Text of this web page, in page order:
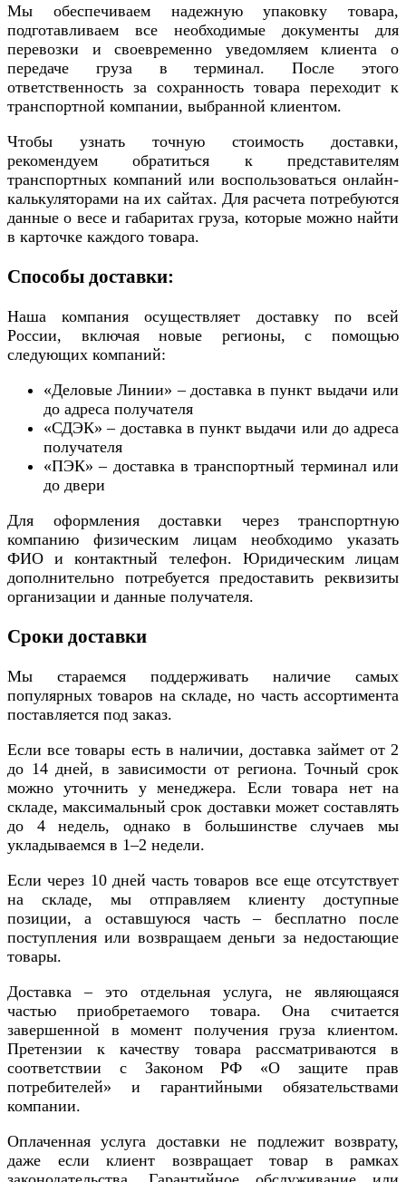
Мы обеспечиваем надежную упаковку товара,
подготавливаем все необходимые документы для
перевозки и своевременно уведомляем клиента о
передаче груза в терминал. После этого
ответственность за сохранность товара переходит к
транспортной компании, выбранной клиентом.
Чтобы узнать точную стоимость доставки,
рекомендуем обратиться к представителям
транспортных компаний или воспользоваться онлайн-
калькуляторами на их сайтах. Для расчета потребуются
данные о весе и габаритах груза, которые можно найти
в карточке каждого товара.
Способы доставки:
Наша компания осуществляет доставку по всей
России, включая новые регионы, с помощью
следующих компаний:
«Деловые Линии» – доставка в пункт выдачи или
до адреса получателя
«СДЭК» – доставка в пункт выдачи или до адреса
получателя
«ПЭК» – доставка в транспортный терминал или
до двери
Для оформления доставки через транспортную
компанию физическим лицам необходимо указать
ФИО и контактный телефон. Юридическим лицам
дополнительно потребуется предоставить реквизиты
организации и данные получателя.
Сроки доставки
Мы стараемся поддерживать наличие самых
популярных товаров на складе, но часть ассортимента
поставляется под заказ.
Если все товары есть в наличии, доставка займет от 2
до 14 дней, в зависимости от региона. Точный срок
можно уточнить у менеджера. Если товара нет на
складе, максимальный срок доставки может составлять
до 4 недель, однако в большинстве случаев мы
укладываемся в 1–2 недели.
Если через 10 дней часть товаров все еще отсутствует
на складе, мы отправляем клиенту доступные
позиции, а оставшуюся часть – бесплатно после
поступления или возвращаем деньги за недостающие
товары.
Доставка – это отдельная услуга, не являющаяся
частью приобретаемого товара. Она считается
завершенной в момент получения груза клиентом.
Претензии к качеству товара рассматриваются в
соответствии с Законом РФ «О защите прав
потребителей» и гарантийными обязательствами
компании.
Оплаченная услуга доставки не подлежит возврату,
даже если клиент возвращает товар в рамках